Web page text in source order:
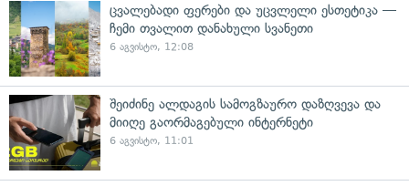
ცვალებადი ფერები და უცვლელი ესთეტიკა —
ჩემი თვალით დანახული სვანეთი
6 აგვისტო, 12:08
შეიძინე ალდაგის სამოგზაურო დაზღვევა და
მიიღე გაორმაგებული ინტერნეტი
6 აგვისტო, 11:01